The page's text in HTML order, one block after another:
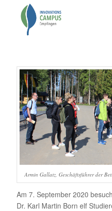
Armin Gallatz, Geschäftsführer der
Am 7. September 2020
Dr. Karl Martin Born elf